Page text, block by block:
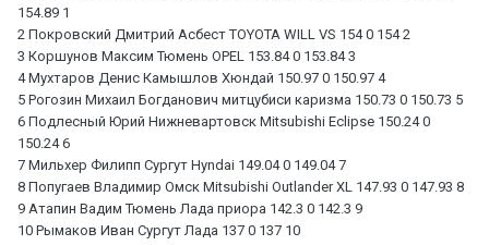
154.89 1
2 Покровский Дмитрий Асбест TOYOTA WILL VS 154 0 154 2
3 Коршунов Максим Тюмень OPEL 153.84 0 153.84 3
4 Мухтаров Денис Камышлов Хюндай 150.97 0 150.97 4
5 Рогозин Михаил Богданович митцубиси каризма 150.73 0 150.73 5
6 Подлесный Юрий Нижневартовск Mitsubishi Eclipse 150.24 0
150.24 6
7 Мильхер Филипп Сургут Hyndai 149.04 0 149.04 7
8 Попугаев Владимир Омск Mitsubishi Outlander XL 147.93 0 147.93 8
9 Атапин Вадим Тюмень Лада приора 142.3 0 142.3 9
10 Рымаков Иван Сургут Лада 137 0 137 10